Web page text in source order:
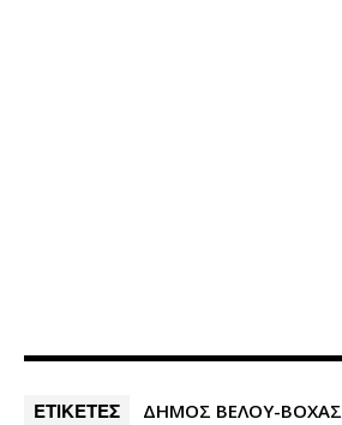
ΕΤΙΚΕΤΕΣ ΔΗΜΟΣ ΒΕΛΟΥ-ΒΟΧΑΣ